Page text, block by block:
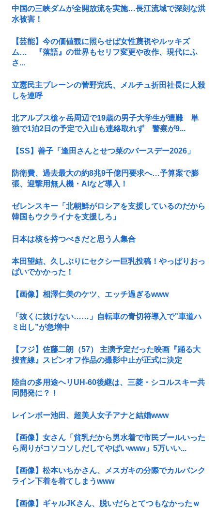
中国の三峡ダムが全開放流を実施…長江流域で深刻な洪
水被害！
【芸能】今の価値観に照らせば女性蔑視やルッキズ
ム… 『落語』の世界もセリフ変更や改作、現代にふ
さ...
立憲民主ブレーンの菅野完氏、メルチュ折田社長に人殺
しを連呼
北アルプス槍ヶ岳周辺で19歳の男子大学生が遭難 単
独で1泊2日の予定で入山も連絡取れず 警察が9...
【SS】善子「逢田さんとせつ菜のバースデー2026」
防衛費、過去最大の約8兆9千億円要求へ…予算案で膨
張、迎撃用無人機・AIなど導入！
ゼレンスキー「北朝鮮がロシアを支援しているのだから
韓国もウクライナを支援しろ」
日本は核を持つべきだと思う人集合
本田望結、久しぶりにセクシー巨乳投稿！やっぱりおっ
ぱいでかかった！
【画像】相澤仁美のケツ、エッチ過ぎるwww
「抜くに抜けない……」自転車の青切符導入で”車道ハ
ミ出し”が急増中
【フジ】佐藤二朗（57） 主演予定だった映画『踊る大
捜査線』スピンオフ作品の撮影中止が正式に決定
陸自の多用途ヘリUH-60後継は、三菱・シコルスキー共
同開発に？！
レインボー池田、超美人女子アナと結婚www
【画像】女さん「貧乳だから男水着で市民プールいった
ら周りがコソコソしだしてやばいwww」5万いい...
【画像】松本いちかさん、メスガキの分際でカルバンク
ライン下着を着てしまうwww
【画像】ギャルJKさん、脱いだらとてつもなかったｗ